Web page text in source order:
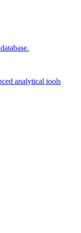
analytical tools